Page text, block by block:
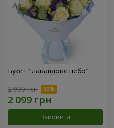
Букет "Лавандове небо"
2 999 грн
Замовити